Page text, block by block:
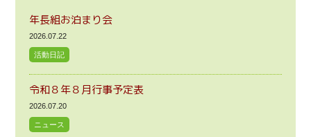
年長組お泊まり会
2026.07.22
活動日記
令和８年８月行事予定表
2026.07.20
ニュース